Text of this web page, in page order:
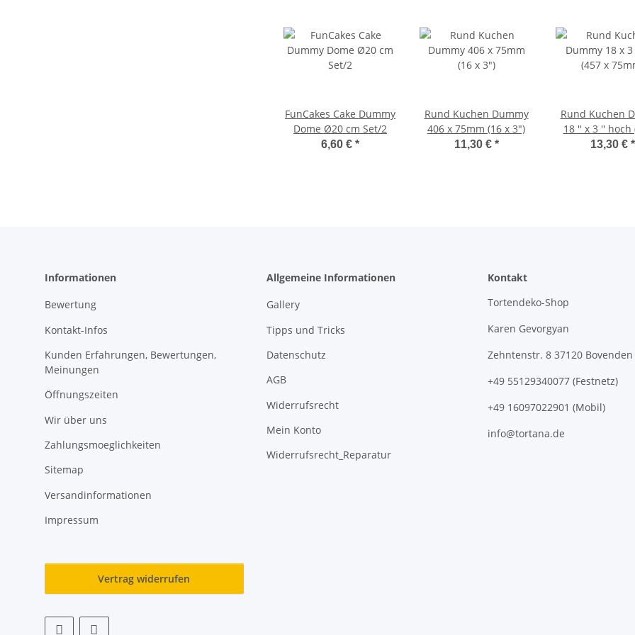
FunCakes Cake Dummy
Dome Ø20 cm Set/2
6,60 € *
Rund Kuchen Dummy
406 x 75mm (16 x 3")
11,30 € *
Rund Kuchen
18 '' x 3 '' hoch
75mm)
13,30 € *
Informationen
Bewertung
Kontakt-Infos
Kunden Erfahrungen, Bewertungen,
Meinungen
Öffnungszeiten
Wir über uns
Zahlungsmoeglichkeiten
Sitemap
Versandinformationen
Impressum
Allgemeine Informationen
Gallery
Tipps und Tricks
Datenschutz
AGB
Widerrufsrecht
Mein Konto
Widerrufsrecht_Reparatur
Kontakt
Tortendeko-Shop
Karen Gevorgyan
Zehntenstr. 8 37120 Bovenden
+49 55129340077 (Festnetz)
+49 16097022901 (Mobil)
info@tortana.de
Vertrag widerrufen